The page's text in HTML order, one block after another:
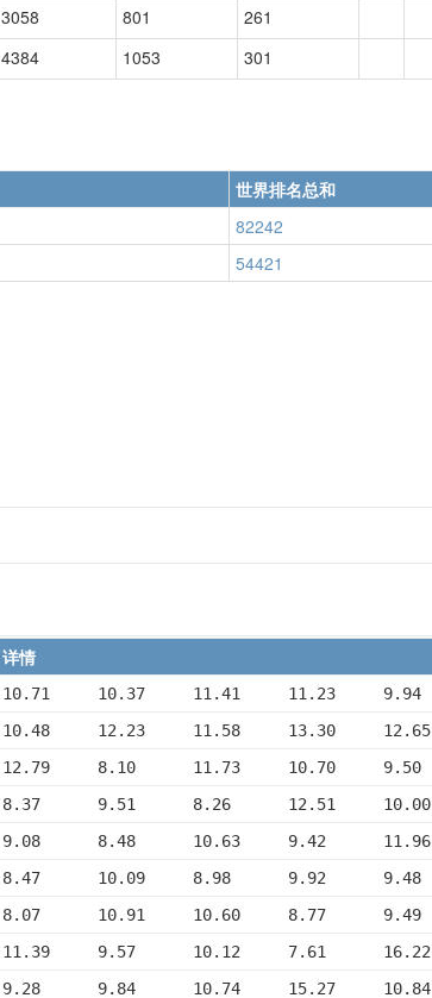
3058 801 261
4384 1053 301
世界排名总和
82242
54421
详情
10.71     10.37     11.41     11.23     9.94
10.48     12.23     11.58     13.30     12.65
12.79     8.10      11.73     10.70     9.50
8.37      9.51      8.26      12.51     10.00
9.08      8.48      10.63     9.42      11.96
8.47      10.09     8.98      9.92      9.48
8.07      10.91     10.60     8.77      9.49
11.39     9.57      10.12     7.61      16.22
9.28      9.84      10.74     15.27     10.84